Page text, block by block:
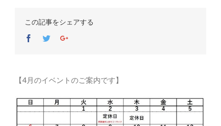
この記事をシェアする
Facebook
TwitterGoogle+
【4月のイベントのご案内です】